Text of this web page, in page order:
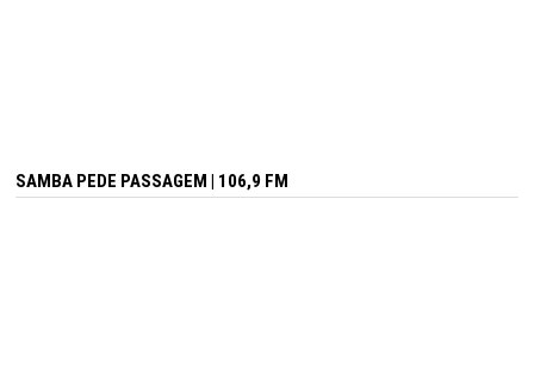
SAMBA PEDE PASSAGEM | 106,9 FM